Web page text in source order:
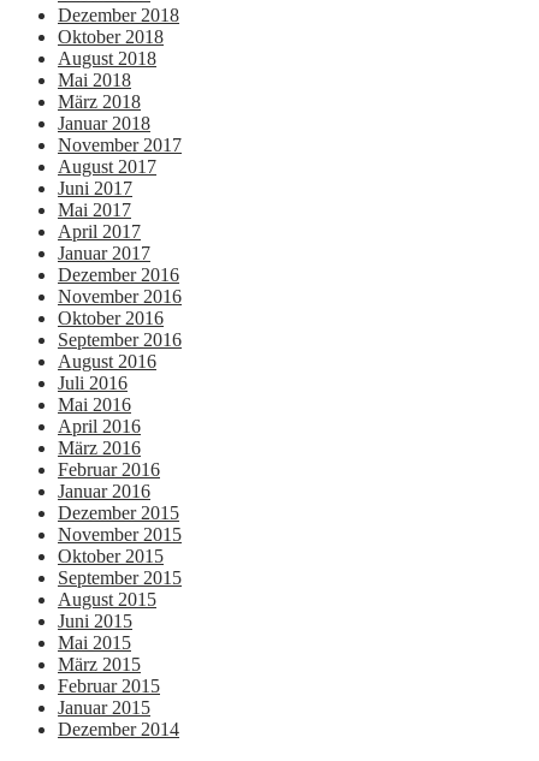
Dezember 2018
Oktober 2018
August 2018
Mai 2018
März 2018
Januar 2018
November 2017
August 2017
Juni 2017
Mai 2017
April 2017
Januar 2017
Dezember 2016
November 2016
Oktober 2016
September 2016
August 2016
Juli 2016
Mai 2016
April 2016
März 2016
Februar 2016
Januar 2016
Dezember 2015
November 2015
Oktober 2015
September 2015
August 2015
Juni 2015
Mai 2015
März 2015
Februar 2015
Januar 2015
Dezember 2014